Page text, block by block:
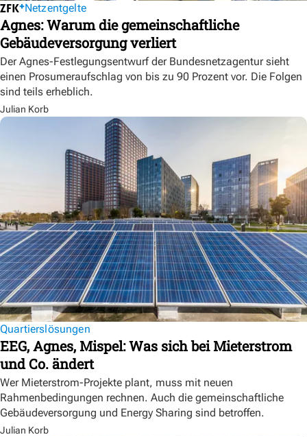
Netzentgelte
Agnes: Warum die gemeinschaftliche
Gebäudeversorgung verliert
Der Agnes-Festlegungsentwurf der Bundesnetzagentur sieht
einen Prosumeraufschlag von bis zu 90 Prozent vor. Die Folgen
sind teils erheblich.
Julian Korb
Quartierslösungen
EEG, Agnes, Mispel: Was sich bei Mieterstrom
und Co. ändert
Wer Mieterstrom-Projekte plant, muss mit neuen
Rahmenbedingungen rechnen. Auch die gemeinschaftliche
Gebäudeversorgung und Energy Sharing sind betroffen.
Julian Korb